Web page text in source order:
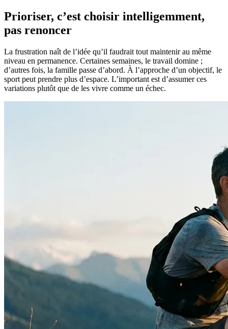
Prioriser, c’est choisir intelligemment,
pas renoncer
La frustration naît de l’idée qu’il faudrait tout maintenir au même
niveau en permanence. Certaines semaines, le travail domine ;
d’autres fois, la famille passe d’abord. À l’approche d’un objectif, le
sport peut prendre plus d’espace. L’important est d’assumer ces
variations plutôt que de les vivre comme un échec.